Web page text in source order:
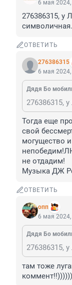
6 мая
276386315, у
ОТВЕТИТЬ
276386315
6 мая
Дядя Бо
Тогда еще
свой
могущество
не отдадим!
Музыка ДЖ
ОТВЕТИТЬ
опп
6 мая
Дядя Бо
там тоже